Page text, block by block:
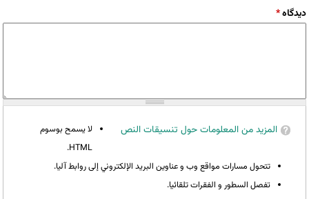
‏دیدگاه ‏*
المزيد من المعلومات حول تنسيقات النص
لا يسمح بوسوم
HTML.
تتحول مسارات مواقع وب و عناوين البريد الإلكتروني إلى روابط آليا.
تفصل السطور و الفقرات تلقائيا.